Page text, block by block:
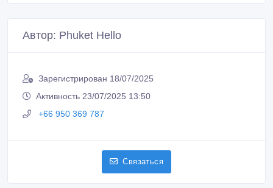
Автор: Phuket Hello
Зарегистрирован 18/07/2025
Активность 23/07/2025 13:50
+66 950 369 787
Связаться